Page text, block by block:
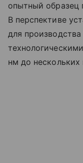
опытный образец
В перспективе
для
нм до нескольких